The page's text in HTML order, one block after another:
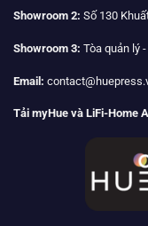
Showroom 2: Số 130
Showroom 3: Tòa quản lý
Email:
Tải myHue và LiFi-Home